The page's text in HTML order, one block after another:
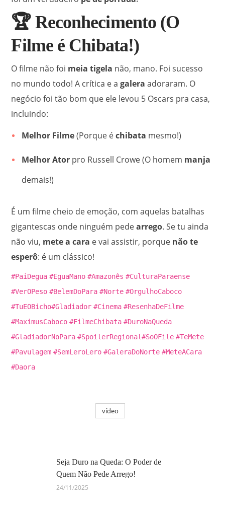
🏆 Reconhecimento (O
Filme é Chibata!)
O filme não foi meia tigela não, mano. Foi sucesso
no mundo todo!A crítica e agalera adoraram. O
negócio foi tão bom que ele levou 5 Oscars pra casa,
incluindo:
Melhor Filme(Porque échibata mesmo!)
Melhor Ator pro Russell Crowe (O homem manja
demais!)
É um filme cheio de emoção, com aquelas batalhas
gigantescas onde ninguém pedearrego.Se tu ainda
não viu, mete a cara e vai assistir, porque não te
esperô: é um clássico!
#PaiDegua #EguaMano #Amazonês #CulturaParaense
#VerOPeso #BelemDoPara #Norte #OrgulhoCaboco
#TuEOBicho#Gladiador #Cinema #ResenhaDeFilme
#MaximusCaboco #FilmeChibata #DuroNaQueda
#GladiadorNoPara #SpoilerRegional#SoOFile #TeMete
#Pavulagem #SemLeroLero #GaleraDoNorte #MeteACara
#Daora
vídeo
Seja Duro na Queda: O Poder de
Quem Não Pede Arrego!
24/11/2025